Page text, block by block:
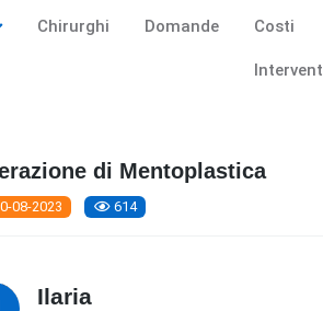
Chirurghi Domande Costi
di Mentoplastica
08-2023 614
Ilaria